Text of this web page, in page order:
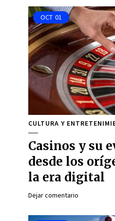
OCT 01
CULTURA Y
Casinos y su
desde los
la era digital
Dejar comentario